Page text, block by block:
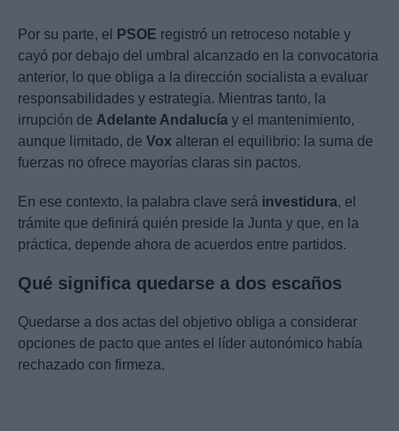
Por su parte, el PSOE registró un retroceso notable y
cayó por debajo del umbral alcanzado en la convocatoria
anterior, lo que obliga a la dirección socialista a evaluar
responsabilidades y estrategia. Mientras tanto, la
irrupción de Adelante Andalucía y el mantenimiento,
aunque limitado, de Vox alteran el equilibrio: la suma de
fuerzas no ofrece mayorías claras sin pactos.
En ese contexto, la palabra clave será investidura, el
trámite que definirá quién preside la Junta y que, en la
práctica, depende ahora de acuerdos entre partidos.
Qué significa quedarse a dos escaños
Quedarse a dos actas del objetivo obliga a considerar
opciones de pacto que antes el líder autonómico había
rechazado con firmeza.